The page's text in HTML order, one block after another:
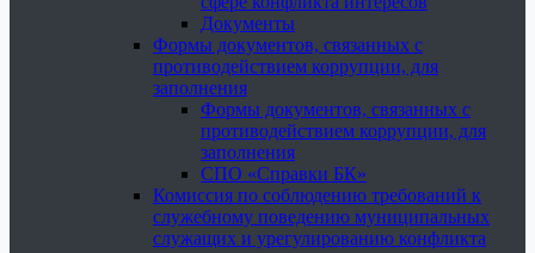
Документы
Формы документов, связанных с
противодействием коррупции, для
заполнения
Формы документов, связанных с
противодействием коррупции, для
заполнения
СПО «Справки БК»
Комиссия по соблюдению требований к
служебному поведению муниципальных
служащих и урегулированию конфликта